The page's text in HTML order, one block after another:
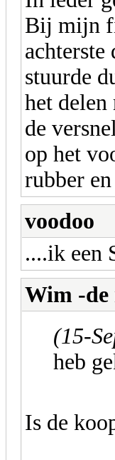
Bij mijn
achterste
stuurde
het
de
op het
rubber
voodoo
....ik een
Wim -de
(15-
heb
Is de